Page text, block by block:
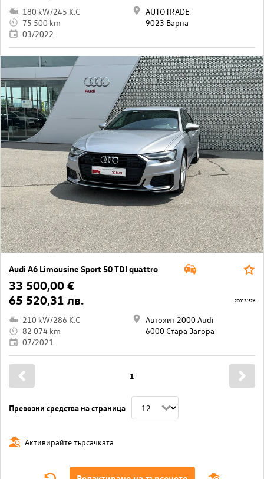
180 kW/245 K.C
75 500 km
03/2022
AUTOTRADE
9023 Варна
Audi A6 Limousine Sport 50 TDI quattro
33 500,00 €
65 520,31 лв.
210 kW/286 K.C
82 074 km
07/2021
Автохит 2000 Audi
6000 Стара Загора
20012/526
Превозни средства на страница
1
Активирайте търсачката